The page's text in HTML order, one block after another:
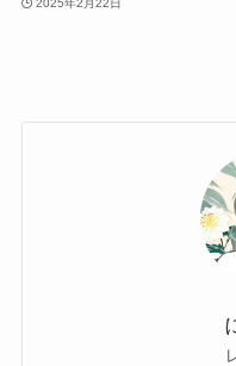
2025年2月22日